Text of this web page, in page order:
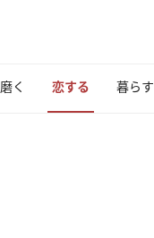
磨く 恋する 暮らす